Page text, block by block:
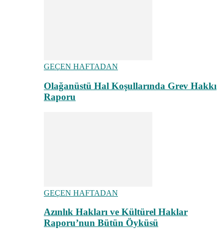
GEÇEN HAFTADAN
Olağanüstü Hal Koşullarında Grev Hakkı
Raporu
GEÇEN HAFTADAN
Azınlık Hakları ve Kültürel Haklar
Raporu’nun Bütün Öyküsü